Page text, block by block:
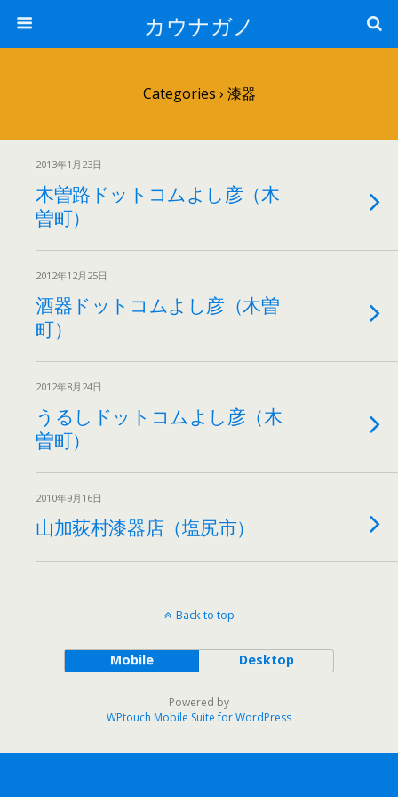
カウナガノ
Categories › 漆器
2013年1月23日
木曽路ドットコムよし彦（木
曽町）
2012年12月25日
酒器ドットコムよし彦（木曽
町）
2012年8月24日
うるしドットコムよし彦（木
曽町）
2010年9月16日
山加荻村漆器店（塩尻市）
Back to top
Mobile Desktop
Powered by
WPtouch Mobile Suite for WordPress